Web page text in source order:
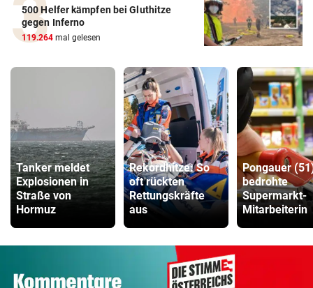
500 Helfer kämpfen bei Gluthitze
gegen Inferno
119.264 mal gelesen
Tanker meldet
Explosionen in
Straße von
Hormuz
Rekordhitze: So
oft rückten
Rettungskräfte
aus
Pongauer
bedrohte
Supermarkt-
Mitarbeiterin